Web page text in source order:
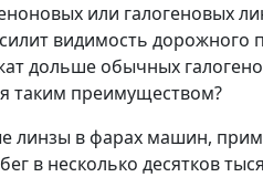
или галогеновых
видимость дорожного
дольше обычных
таким преимуществом?
линзы в фарах машин,
в несколько десятков